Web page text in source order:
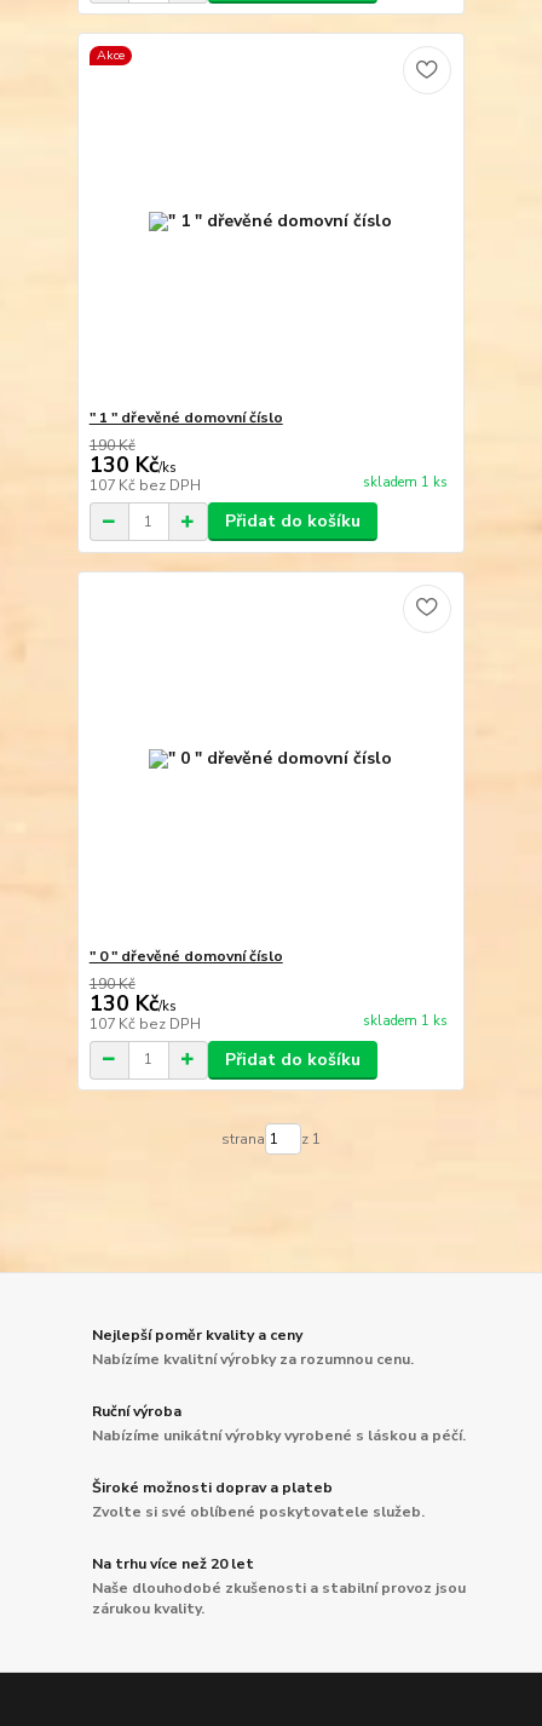
Akce
" 1 " dřevěné domovní číslo
190 Kč
130 Kč/ks
107 Kč bez DPH skladem 1 ks
Přidat do košíku
" 0 " dřevěné domovní číslo
190 Kč
130 Kč/ks
107 Kč bez DPH skladem 1 ks
Přidat do košíku
strana z 1
Nejlepší poměr kvality a ceny
Nabízíme kvalitní výrobky za rozumnou cenu.
Ruční výroba
Nabízíme unikátní výrobky vyrobené s láskou a péčí.
Široké možnosti doprav a plateb
Zvolte si své oblíbené poskytovatele služeb.
Na trhu více než 20 let
Naše dlouhodobé zkušenosti a stabilní provoz jsou
zárukou kvality.